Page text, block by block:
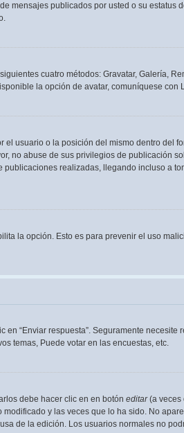
mensajes publicados por usted o su estatus
cuatro métodos: Gravatar, Galería,
la opción de avatar, comuníquese con
usuario o la posición del mismo dentro del
no abuse de sus privilegios de publicación
realizadas, llegando incluso a
la opción. Esto es para prevenir el uso
“Enviar respuesta”. Seguramente
temas, Puede votar en las encuestas, etc.
debe hacer clic en en botón editar(a veces
y las veces que lo ha sido. No
de la edición. Los usuarios normales no